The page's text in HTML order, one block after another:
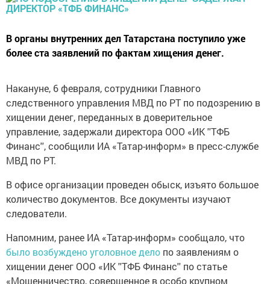
В органы внутренних дел Татарстана поступило уже
более ста заявлений по фактам хищения денег.
Накануне, 6 февраля, сотрудники Главного
следственного управления МВД по РТ по подозрению в
хищении денег, переданных в доверительное
управление, задержали директора ООО «ИК ''ТФБ
Финанс'', сообщили ИА «Татар-информ» в пресс-службе
МВД по РТ.
В офисе организации проведен обыск, изъято большое
количество документов. Все документы изучают
следователи.
Напомним, ранее ИА «Татар-информ» сообщало, что
было возбуждено уголовное дело по заявлениям о
хищении денег ООО «ИК ''ТФБ Финанс'' по статье
«Мошенничество, совершенное в особо крупном